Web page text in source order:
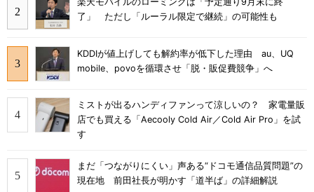
了」 ただし「ルーラル限定で継続」の可能性も
KDDIが値上げしても解約率が低下した理由 au、UQ
mobile、povoを循環させ「脱・販促費競争」へ
ミストが出るハンディファンって涼しいの？ 家電量販
店でも買える「Aecooly Cold Air／Cold Air Pro」を試
す
まだ「つながりにくい」声ある“ドコモ通信品質問題”の
現在地 前田社長が明かす「道半ば」の詳細解説